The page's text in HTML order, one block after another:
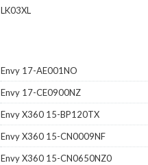
LK03XL
Envy 17-AE001NO
Envy 17-CE0900NZ
Envy X360 15-BP120TX
Envy X360 15-CN0009NF
Envy X360 15-CN0650NZ0